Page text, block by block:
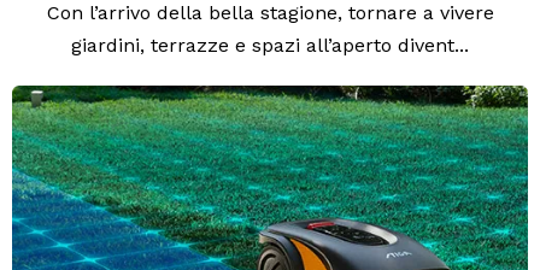
Con l’arrivo della bella stagione, tornare a vivere
giardini, terrazze e spazi all’aperto divent...